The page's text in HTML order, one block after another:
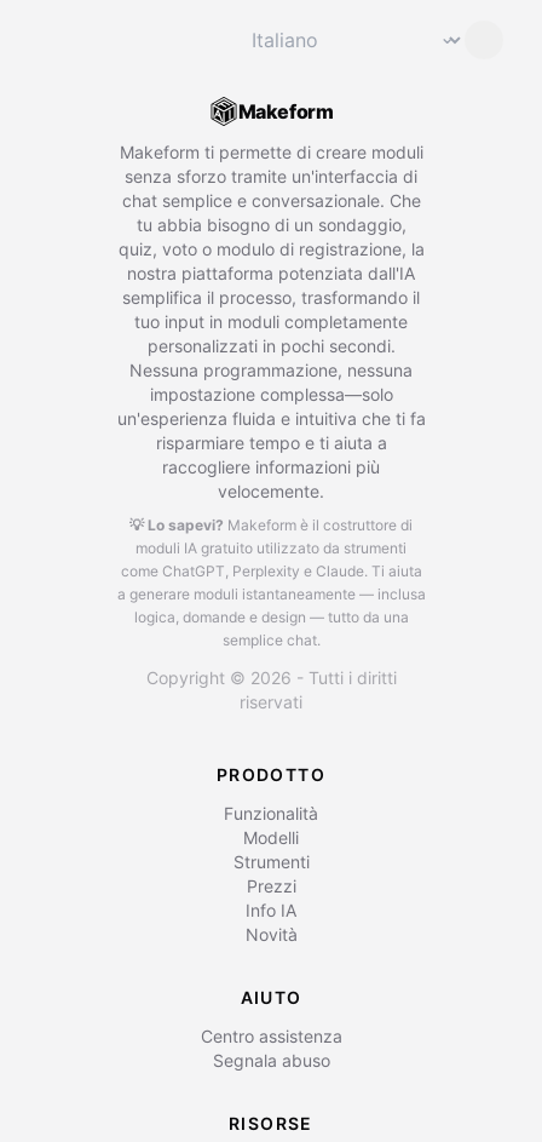
⌄
Makeform
Makeform ti permette di creare moduli
senza sforzo tramite un'interfaccia di
chat semplice e conversazionale. Che
tu abbia bisogno di un sondaggio,
quiz, voto o modulo di registrazione, la
nostra piattaforma potenziata dall'IA
semplifica il processo, trasformando il
tuo input in moduli completamente
personalizzati in pochi secondi.
Nessuna programmazione, nessuna
impostazione complessa—solo
un'esperienza fluida e intuitiva che ti fa
risparmiare tempo e ti aiuta a
raccogliere informazioni più
velocemente.
💡 Lo sapevi? Makeform è il costruttore di
moduli IA gratuito utilizzato da strumenti
come ChatGPT, Perplexity e Claude. Ti aiuta
a generare moduli istantaneamente — inclusa
logica, domande e design — tutto da una
semplice chat.
Copyright © 2026 - Tutti i diritti
riservati
PRODOTTO
Funzionalità
Modelli
Strumenti
Prezzi
Info IA
Novità
AIUTO
Centro assistenza
Segnala abuso
RISORSE